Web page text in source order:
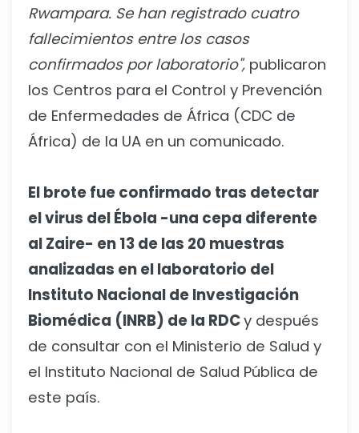
Rwampara. Se han registrado cuatro
fallecimientos entre los casos
confirmados por laboratorio", publicaron
los Centros para el Control y Prevención
de Enfermedades de África (CDC de
África) de la UA en un comunicado.
El brote fue confirmado tras detectar
el virus del Ébola -una cepa diferente
al Zaire- en 13 de las 20 muestras
analizadas en el laboratorio del
Instituto Nacional de Investigación
Biomédica (INRB) de la RDCy después
de consultar con el Ministerio de Salud y
el Instituto Nacional de Salud Pública de
este país.